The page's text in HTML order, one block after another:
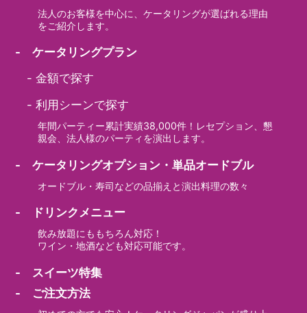
法人のお客様を中心に、ケータリングが選ばれる理由
をご紹介します。
- ケータリングプラン
-金額で探す
-利用シーンで探す
年間パーティー累計実績38,000件！レセプション、懇
親会、法人様のパーティを演出します。
- ケータリングオプション・単品オードブル
オードブル・寿司などの品揃えと演出料理の数々
- ドリンクメニュー
飲み放題にももちろん対応！
ワイン・地酒なども対応可能です。
- スイーツ特集
- ご注文方法